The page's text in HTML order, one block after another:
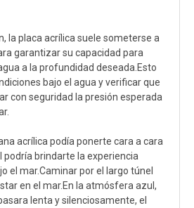
la placa acrílica suele someterse a
garantizar su capacidad para
a la profundidad deseada.Esto
bajo el agua y verificar que
con seguridad la presión esperada
acrílica podía ponerte cara a cara
podría brindarte la experiencia
el mar.Caminar por el largo túnel
en el mar.En la atmósfera azul,
lenta y silenciosamente, el